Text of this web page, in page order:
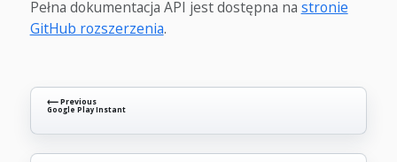
Pełna dokumentacja API jest dostępna na stronie
GitHub rozszerzenia.
⟵ Previous
Google Play Instant